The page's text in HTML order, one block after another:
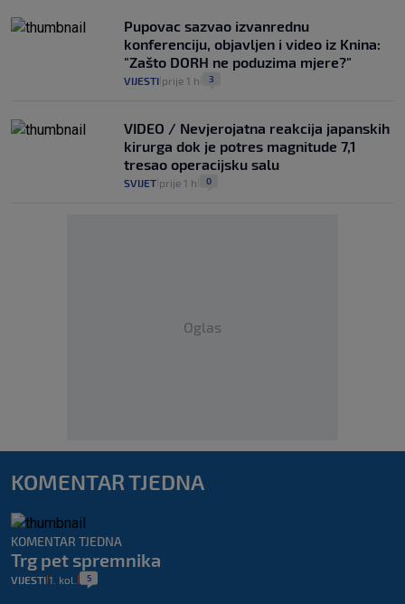
Pupovac sazvao izvanrednu
konferenciju, objavljen i video iz Knina:
"Zašto DORH ne poduzima mjere?"
VIJESTI prije 1 h 3
VIDEO / Nevjerojatna reakcija japanskih
kirurga dok je potres magnitude 7,1
tresao operacijsku salu
SVIJET prije 1 h 0
Oglas
KOMENTAR TJEDNA
KOMENTAR TJEDNA
Trg pet spremnika
VIJESTI 1. kol. 5